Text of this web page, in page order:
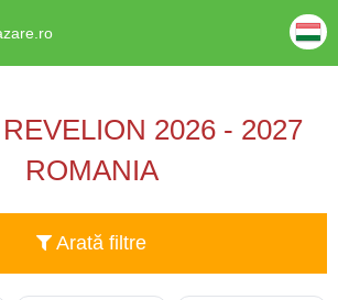
2026 - 2027
ROMANIA
Arată filtre